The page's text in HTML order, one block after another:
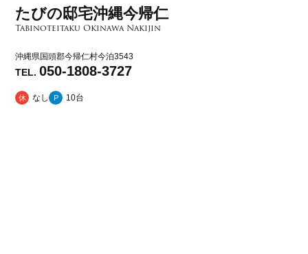
たびの邸宅沖縄今帰仁
Tabinoteitaku Okinawa Nakijin
沖縄県国頭郡今帰仁村今泊3543
TEL.050-1808-3727
休 なし P 10台